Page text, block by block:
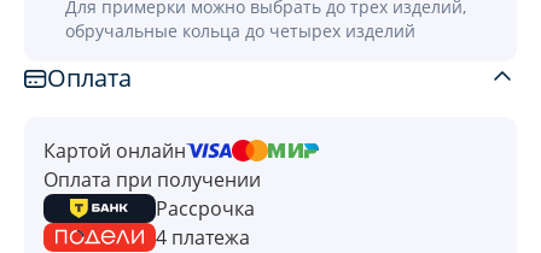
Для примерки можно выбрать до трех изделий,
обручальные кольца до четырех изделий
Оплата
Картой онлайн
Оплата при получении
Рассрочка
4 платежа